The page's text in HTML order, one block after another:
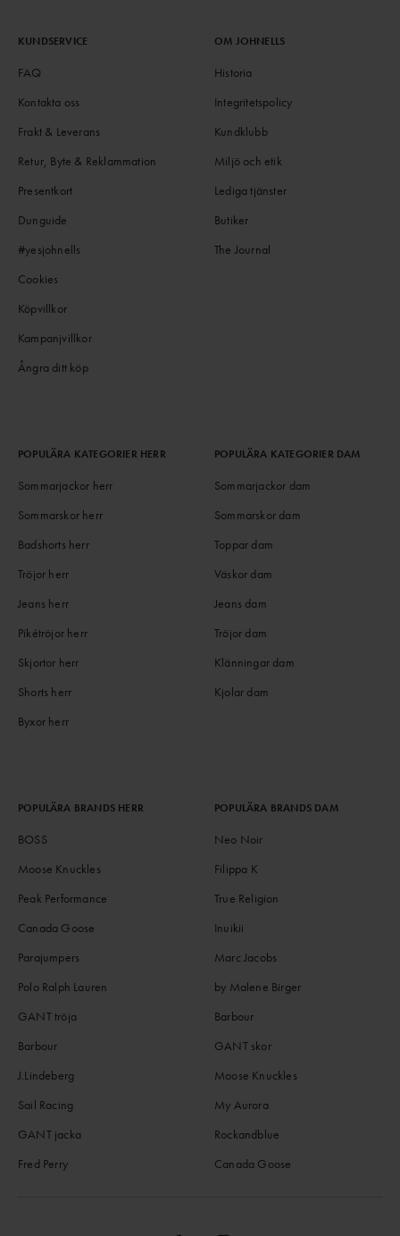
KUNDSERVICE
FAQ
Kontakta oss
Frakt & Leverans
Retur, Byte & Reklammation
Presentkort
Dunguide
#yesjohnells
Cookies
Köpvillkor
Kampanjvillkor
Ångra ditt köp
OM JOHNELLS
Historia
Integritetspolicy
Kundklubb
Miljö och etik
Lediga tjänster
Butiker
The Journal
POPULÄRA KATEGORIER HERR
Sommarjackor herr
Sommarskor herr
Badshorts herr
Tröjor herr
Jeans herr
Pikétröjor herr
Skjortor herr
Shorts herr
Byxor herr
POPULÄRA KATEGORIER DAM
Sommarjackor dam
Sommarskor dam
Toppar dam
Väskor dam
Jeans dam
Tröjor dam
Klänningar dam
Kjolar dam
POPULÄRA BRANDS HERR
BOSS
Moose Knuckles
Peak Performance
Canada Goose
Parajumpers
Polo Ralph Lauren
GANT tröja
Barbour
J.Lindeberg
Sail Racing
GANT jacka
Fred Perry
POPULÄRA BRANDS DAM
Neo Noir
Filippa K
True Religion
Inuikii
Marc Jacobs
by Malene Birger
Barbour
GANT skor
Moose Knuckles
My Aurora
Rockandblue
Canada Goose